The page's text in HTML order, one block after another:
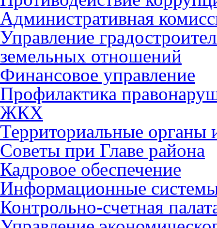
Административная
Управление
земельных отношений
Финансовое управление
Профилактика
ЖКХ
Территориальные органы
Советы при Главе района
Кадровое обеспечение
Информационные
Контрольно-счетная